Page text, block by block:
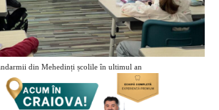
din Mehedinți școlile în ultimul an